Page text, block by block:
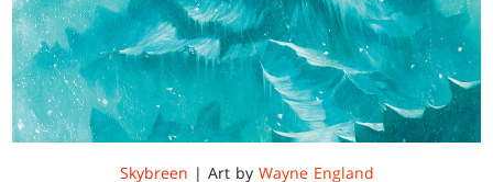
Skybreen | Art by Wayne England